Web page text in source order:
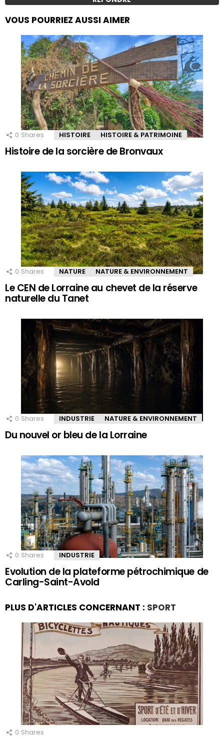
VOUS POURRIEZ AUSSI AIMER
0 Shares HISTOIRE HISTOIRE & PATRIMOINE
Histoire de la sorcière de Bronvaux
0 Shares NATURE NATURE & ENVIRONNEMENT
Le CEN de Lorraine au chevet de la réserve
naturelle du Tanet
0 Shares INDUSTRIE NATURE & ENVIRONNEMENT
Du nouvel or bleu de la Lorraine
0 Shares INDUSTRIE
Evolution de la plateforme pétrochimique de
Carling-Saint-Avold
PLUS D'ARTICLES CONCERNANT : SPORT
0 Shares